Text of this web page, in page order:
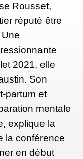
Rousset,
réputé être
2021, elle
Son
partum et
mentale
explique la
la conférence
en début